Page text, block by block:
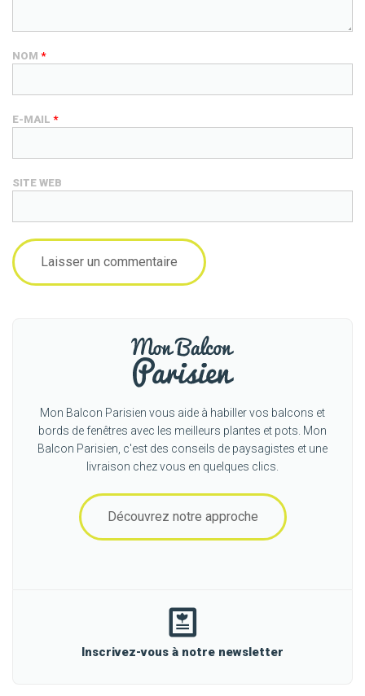
NOM *
E-MAIL *
SITE WEB
Mon Balcon Parisien vous aide à habiller vos balcons et
bords de fenêtres avec les meilleurs plantes et pots. Mon
Balcon Parisien, c'est des conseils de paysagistes et une
livraison chez vous en quelques clics.
Découvrez notre approche
Inscrivez-vous à notre newsletter